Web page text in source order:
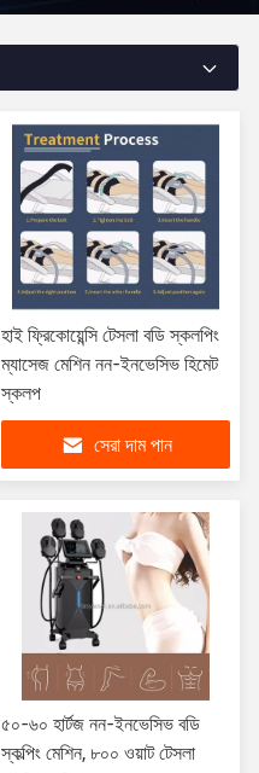
হাই ফ্রিকোয়েন্সি টেসলা বডি স্কলপিং
ম্যাসেজ মেশিন নন-ইনভেসিভ হিমেট
স্কলপ
সেরা দাম পান
৫০-৬০ হার্টজ নন-ইনভেসিভ বডি
স্কল্পিং মেশিন, ৮০০ ওয়াট টেসলা